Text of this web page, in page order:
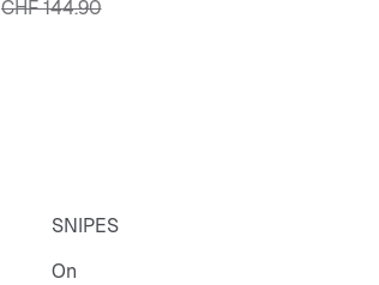
Originalpreis
CHF 144.90
SNIPES
On